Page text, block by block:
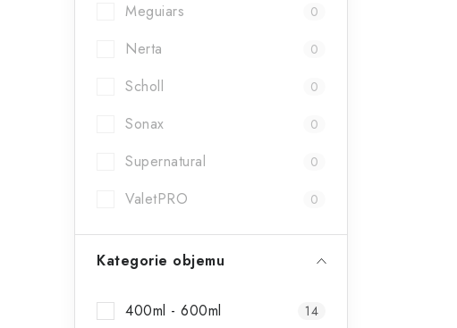
Meguiars 0
Nerta 0
Scholl 0
Sonax 0
Supernatural 0
ValetPRO 0
Kategorie objemu
400ml - 600ml 14